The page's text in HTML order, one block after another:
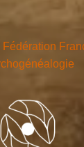
Fédération